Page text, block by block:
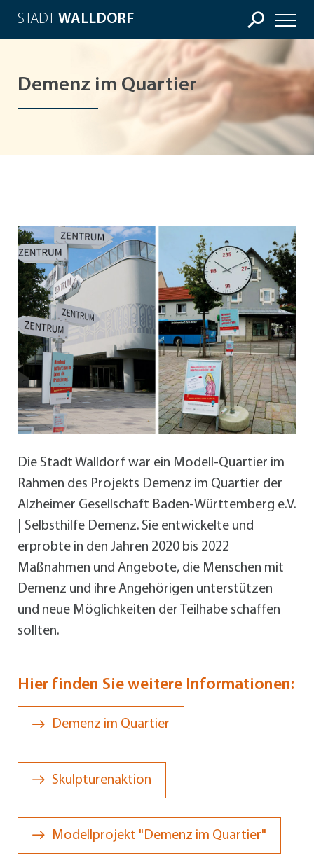
STADT WALLDORF
Demenz im Quartier
Die Stadt Walldorf war ein Modell-Quartier im
Rahmen des Projekts Demenz im Quartier der
Alzheimer Gesellschaft Baden-Württemberg e.V.
| Selbsthilfe Demenz. Sie entwickelte und
erprobte in den Jahren 2020 bis 2022
Maßnahmen und Angebote, die Menschen mit
Demenz und ihre Angehörigen unterstützen
und neue Möglichkeiten der Teilhabe schaffen
sollten.
Hier finden Sie weitere Informationen:
Demenz im Quartier
Skulpturenaktion
Modellprojekt "Demenz im Quartier"